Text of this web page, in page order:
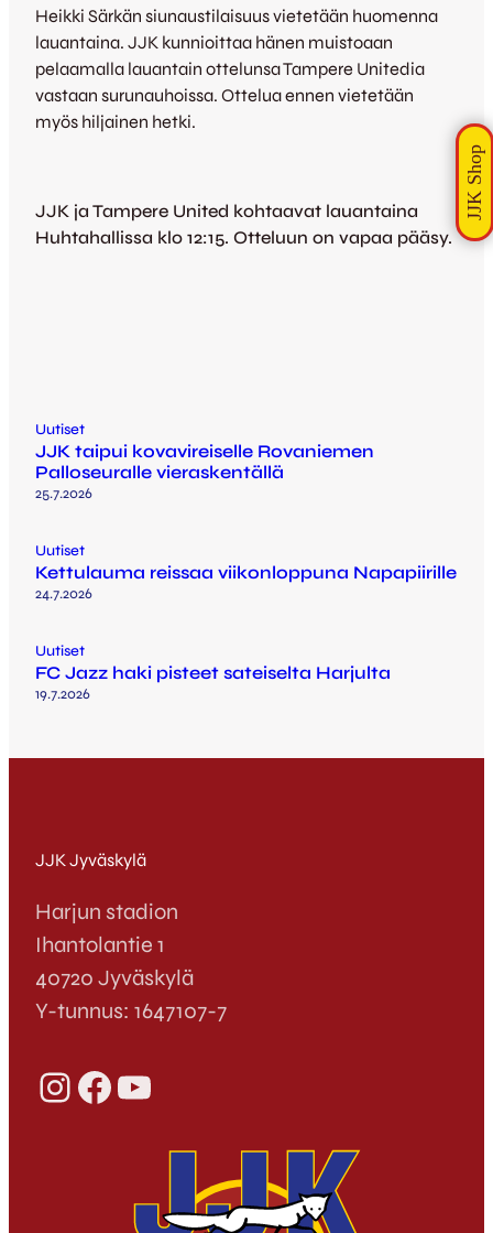
Heikki Särkän siunaustilaisuus vietetään huomenna
lauantaina. JJK kunnioittaa hänen muistoaan
pelaamalla lauantain ottelunsa Tampere Unitedia
vastaan surunauhoissa. Ottelua ennen vietetään
myös hiljainen hetki.
JJK ja Tampere United kohtaavat lauantaina
Huhtahallissa klo 12:15. Otteluun on vapaa pääsy.
Uutiset
JJK taipui kovavireiselle Rovaniemen
Palloseuralle vieraskentällä
25.7.2026
Uutiset
Kettulauma reissaa viikonloppuna Napapiirille
24.7.2026
Uutiset
FC Jazz haki pisteet sateiselta Harjulta
19.7.2026
JJK Jyväskylä
Harjun stadion
Ihantolantie 1
40720 Jyväskylä
Y-tunnus: 1647107-7
InstagramFacebook YouTube